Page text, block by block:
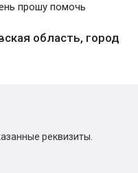
прошу помочь
область, город
реквизиты.